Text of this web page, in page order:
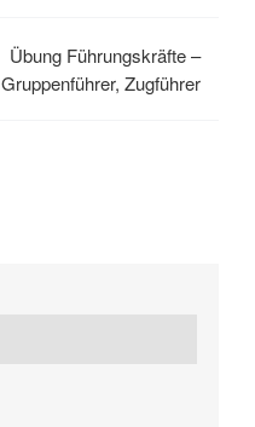
Übung Führungskräfte –
Gruppenführer, Zugführer